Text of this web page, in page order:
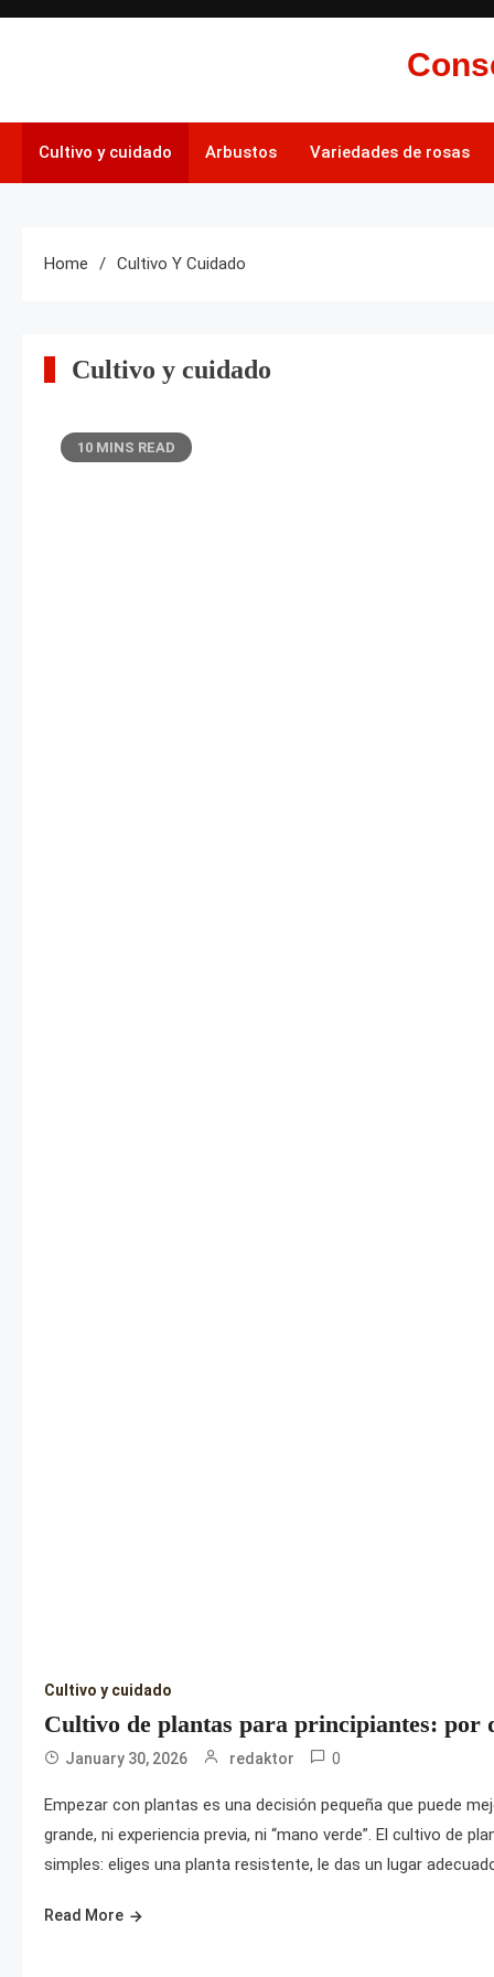
Skip
Cultivo y cuidado Arbustos Variedades de rosas
Home Cultivo Y Cuidado
Cultivo y cuidado
10 MINS READ
Cultivo y cuidado
Cultivo de plantas para principiantes: por
January 30, 2026 redaktor 0
Empezar con plantas es una decisión pequeña que puede
grande, ni experiencia previa, ni “mano verde”. El cultivo de
simples: eliges una planta resistente, le das un lugar
Read More